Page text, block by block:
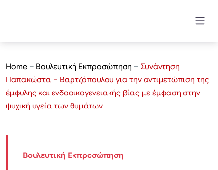
Home – Βουλευτική Εκπροσώπηση – Συνάντηση
Παπακώστα – Βαρτζόπουλου για την αντιμετώπιση της
έμφυλης και ενδοοικογενειακής βίας με έμφαση στην
ψυχική υγεία των θυμάτων
Βουλευτική Εκπροσώπηση